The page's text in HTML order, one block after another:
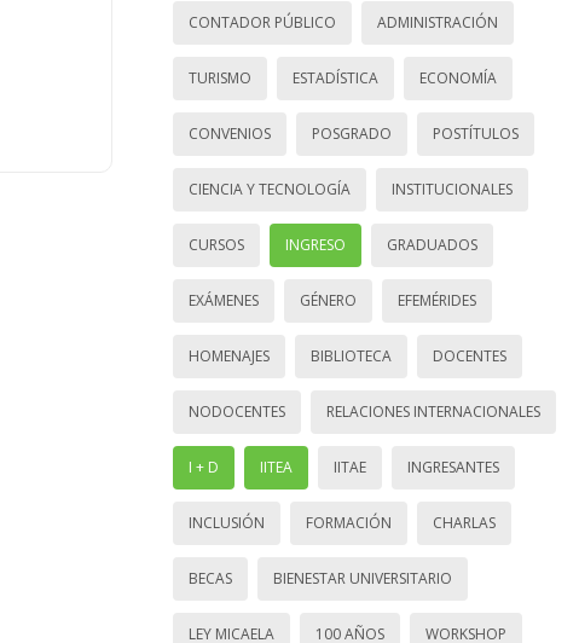
CONTADOR PÚBLICO ADMINISTRACIÓN
TURISMO ESTADÍSTICA ECONOMÍA
CONVENIOS POSGRADO POSTÍTULOS
CIENCIA Y TECNOLOGÍA INSTITUCIONALES
CURSOS INGRESO GRADUADOS
EXÁMENES GÉNERO EFEMÉRIDES
HOMENAJES BIBLIOTECA DOCENTES
NODOCENTES RELACIONES INTERNACIONALES
I + D IITEA IITAE INGRESANTES
INCLUSIÓN FORMACIÓN CHARLAS
BECAS BIENESTAR UNIVERSITARIO
LEY MICAELA 100 AÑOS WORKSHOP